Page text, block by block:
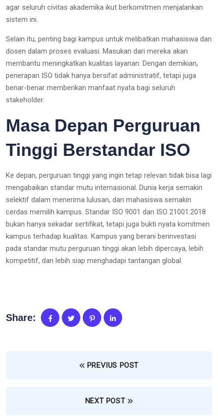
agar seluruh civitas akademika ikut berkomitmen menjalankan
sistem ini.
Selain itu, penting bagi kampus untuk melibatkan mahasiswa dan
dosen dalam proses evaluasi. Masukan dari mereka akan
membantu meningkatkan kualitas layanan. Dengan demikian,
penerapan ISO tidak hanya bersifat administratif, tetapi juga
benar-benar memberikan manfaat nyata bagi seluruh
stakeholder.
Masa Depan Perguruan
Tinggi Berstandar ISO
Ke depan, perguruan tinggi yang ingin tetap relevan tidak bisa lagi
mengabaikan standar mutu internasional. Dunia kerja semakin
selektif dalam menerima lulusan, dan mahasiswa semakin
cerdas memilih kampus. Standar ISO 9001 dan ISO 21001:2018
bukan hanya sekadar sertifikat, tetapi juga bukti nyata komitmen
kampus terhadap kualitas. Kampus yang berani berinvestasi
pada standar mutu perguruan tinggi akan lebih dipercaya, lebih
kompetitif, dan lebih siap menghadapi tantangan global.
Share:
PREVIUS POST
NEXT POST